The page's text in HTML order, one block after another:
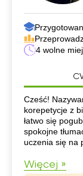
4 wolne
CV
Cześć!
korepetycje z
łatwo się
spokojne
uczenia się na
Więcej »